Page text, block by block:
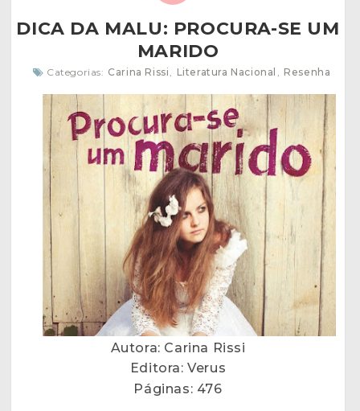
DICA DA MALU: PROCURA-SE UM
MARIDO
Categorias: Carina Rissi , Literatura Nacional , Resenha
Autora: Carina Rissi
Editora: Verus
Páginas: 476